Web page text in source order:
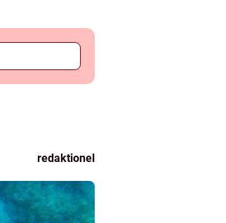
redaktionel